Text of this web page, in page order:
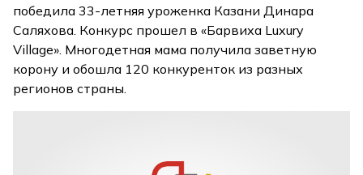
победила 33-летняя уроженка Казани Динара
Саляхова. Конкурс прошел в «Барвиха Luxury
Village». Многодетная мама получила заветную
корону и обошла 120 конкуренток из разных
регионов страны.